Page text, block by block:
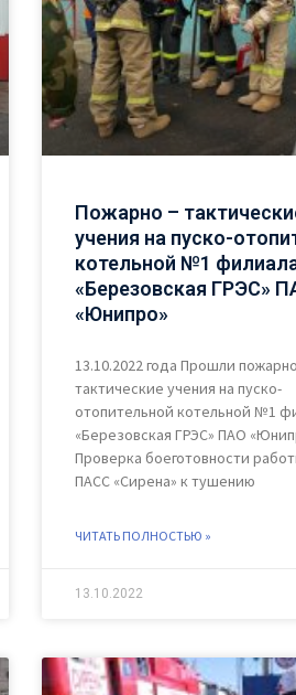
Пожарно –
учения на пуско-
котельной №1
«Березовская ГРЭС»
«Юнипро»
13.10.2022 года Прошли
тактические учения на пуско-
отопительной котельной №1
«Березовская ГРЭС» ПАО
Проверка боеготовности
ПАСС «Сирена» к тушению
ЧИТАТЬ ПОЛНОСТЬЮ »
13.10.2022